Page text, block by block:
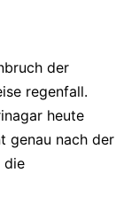
der
regenfall.
heute
genau nach der
die